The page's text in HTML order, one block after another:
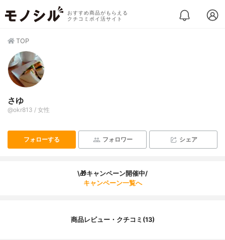
おすすめ商品がもらえる
クチコミポイ活サイト
TOP
さゆ
@okr813 / 女性
フォローする フォロワー シェア
\🎁キャンペーン開催中/
キャンペーン一覧へ
商品レビュー・クチコミ(13)